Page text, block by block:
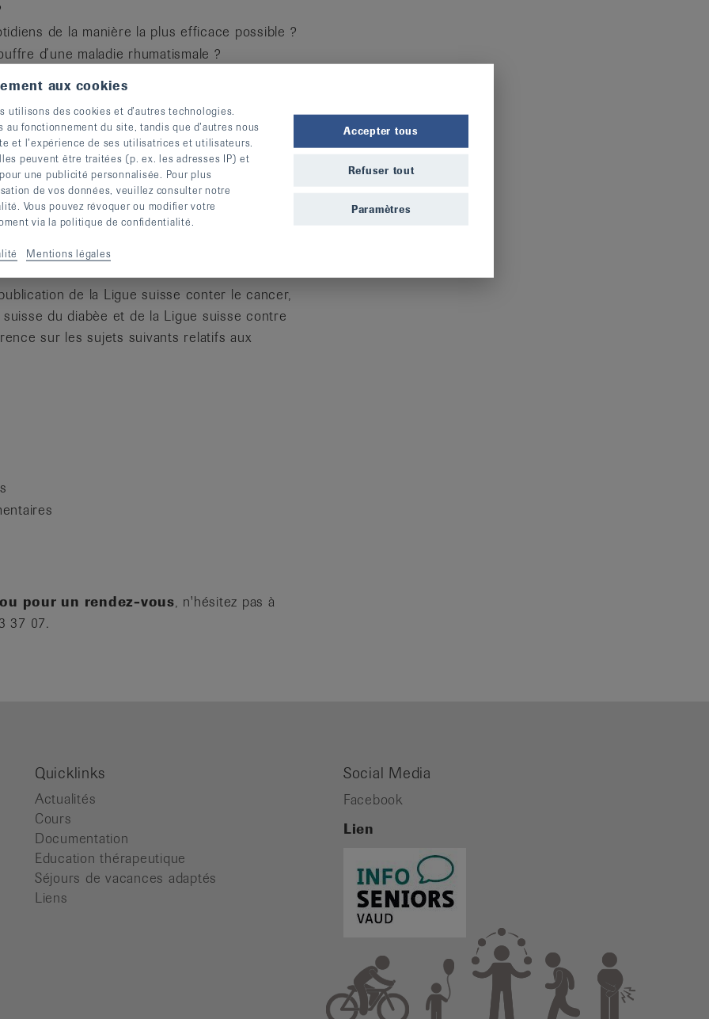
de la manière la plus efficace possible ?
d’une maladie rhumatismale ?
moi en tant qu’employé·e ?
?
trouver les réponses à toutes ces questions
vos démarches administratives concernant les
maladie, logement, etc. Elle vous aide
financières et sociales,
sociales ?
de la Ligue suisse conter le cancer,
du diabèe et de la Ligue suisse contre
sur les sujets suivants relatifs aux
pour un rendez-vous, n'hésitez pas à
37 07.
Quicklinks
Actualités
Cours
Documentation
Education thérapeutique
Séjours de vacances adaptés
Liens
Social Media
Facebook
Lien
aux cookies
utilisons des cookies et d’autres technologies.
fonctionnement du site, tandis que d’autres nous
et l’expérience de ses utilisatrices et utilisateurs.
peuvent être traitées (p. ex. les adresses IP) et
une publicité personnalisée. Pour plus
de vos données, veuillez consulter notre
Vous pouvez révoquer ou modifier votre
via la politique de confidentialité.
Mentions légales
Accepter tous
Refuser tout
Paramètres